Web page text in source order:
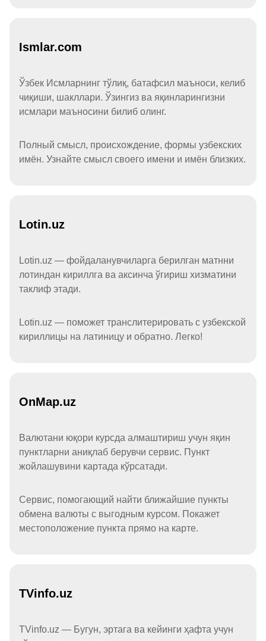
Ismlar.com
Ўзбек Исмларнинг тўлиқ, батафсил маъноси, келиб
чиқиши, шакллари. Ўзингиз ва яқинларингизни
исмлари маъносини билиб олинг.
Полный смысл, происхождение, формы узбекских
имён. Узнайте смысл своего имени и имён близких.
Lotin.uz
Lotin.uz — фойдаланувчиларга берилган матнни
лотиндан кириллга ва аксинча ўгириш хизматини
таклиф этади.
Lotin.uz — поможет транслитерировать с узбекской
кириллицы на латиницу и обратно. Легко!
OnMap.uz
Валютани юқори курсда алмаштириш учун яқин
пунктларни аниқлаб берувчи сервис. Пункт
жойлашувини картада кўрсатади.
Сервис, помогающий найти ближайшие пункты
обмена валюты с выгодным курсом. Покажет
местоположение пункта прямо на карте.
TVinfo.uz
TVinfo.uz — Бугун, эртага ва кейинги ҳафта учун